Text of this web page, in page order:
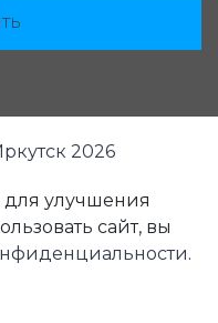
2026
улучшения
сайт, вы
.